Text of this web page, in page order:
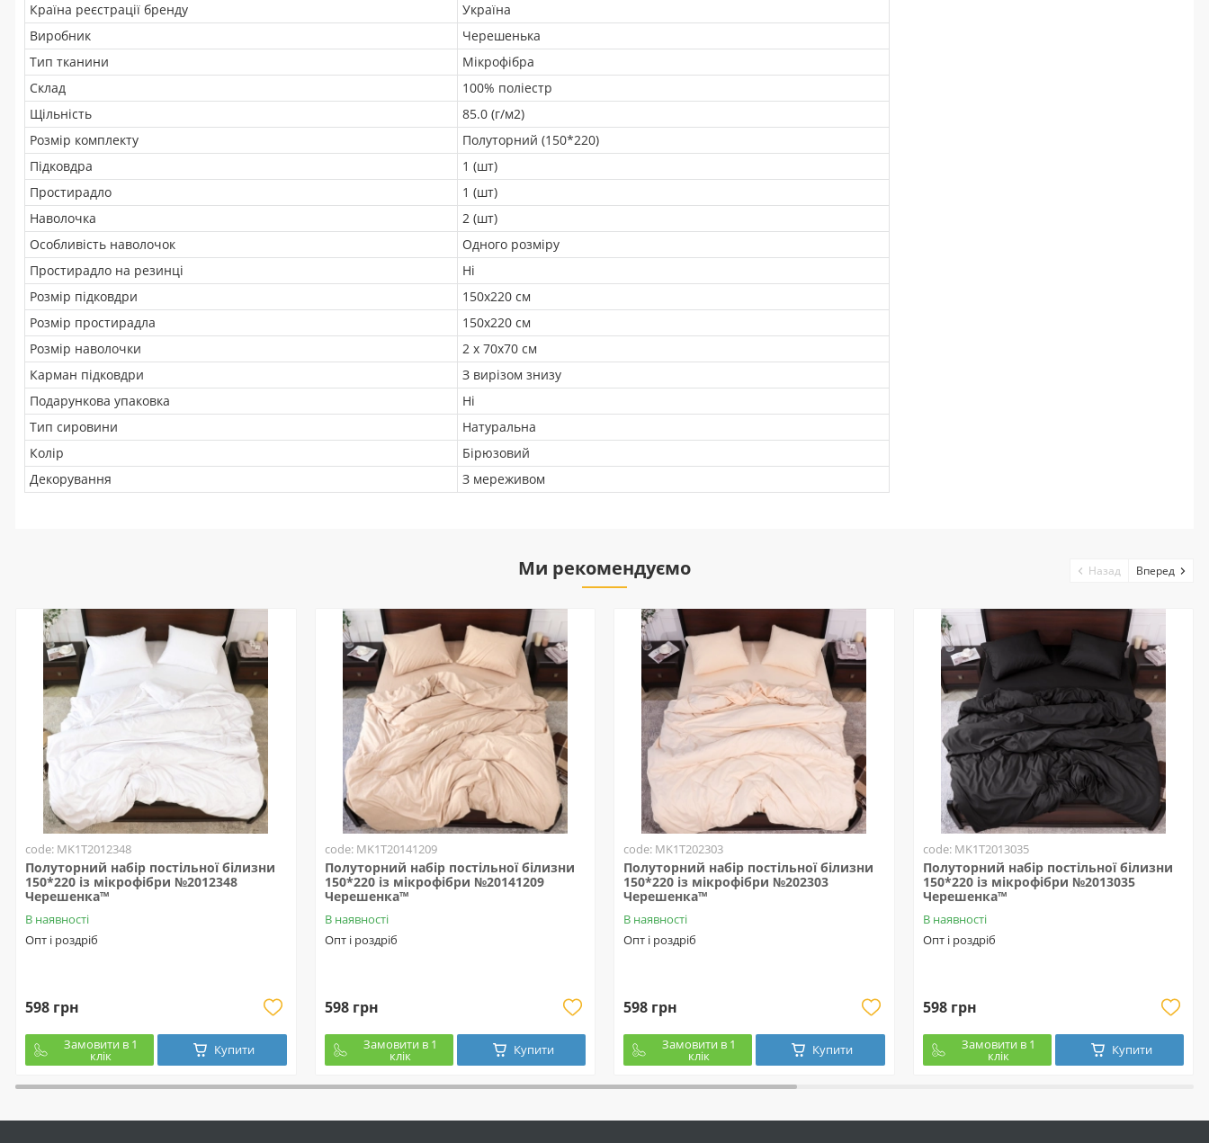
Країна реєстрації бренду
Україна
Виробник
Черешенька
Тип тканини
Мікрофібра
Склад
100% поліестр
Щільність
85.0 (г/м2)
Розмір комплекту
Полуторний (150*220)
Підковдра
1 (шт)
Простирадло
1 (шт)
Наволочка
2 (шт)
Особливість наволочок
Одного розміру
Простирадло на резинці
Ні
Розмір підковдри
150х220 см
Розмір простирадла
150х220 см
Розмір наволочки
2 х 70х70 см
Карман підковдри
З вирізом знизу
Подарункова упаковка
Ні
Тип сировини
Натуральна
Колір
Бірюзовий
Декорування
З мереживом
Ми рекомендуємо
code: MK1T2012348
Полуторний набір постільної білизни
150*220 із мікрофібри №2012348
Черешенка™
В наявності
Опт і роздріб
598 грн
Замовити в 1
клік Купити
code: MK1T20141209
Полуторний набір постільної білизни
150*220 із мікрофібри №20141209
Черешенка™
В наявності
Опт і роздріб
598 грн
Замовити в 1
клік Купити
code: MK1T202303
Полуторний набір постільної білизни
150*220 із мікрофібри №202303
Черешенка™
В наявності
Опт і роздріб
598 грн
Замовити в 1
клік Купити
code: MK1T2013035
Полуторний набір постільної білизни
150*220 із мікрофібри №2013035
Черешенка™
В наявності
Опт і роздріб
598 грн
Замовити в 1
клік Купити
Назад Вперед